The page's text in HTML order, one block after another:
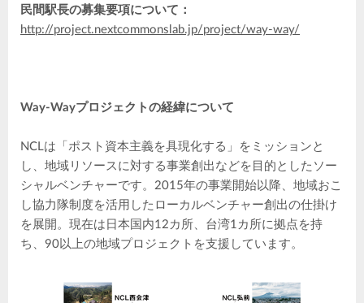
民間駅長の募集要項について：
http://project.nextcommonslab.jp/project/way-way/
Way-Wayプロジェクトの経緯について
NCLは「ポスト資本主義を具現化する」をミッションと
し、地域リソースに対する事業創出などを目的としたソー
シャルベンチャーです。2015年の事業開始以降、地域おこ
し協力隊制度を活用したローカルベンチャー創出の仕掛け
を展開。現在は日本国内12カ所、台湾1カ所に拠点を持
ち、90以上の地域プロジェクトを支援しています。